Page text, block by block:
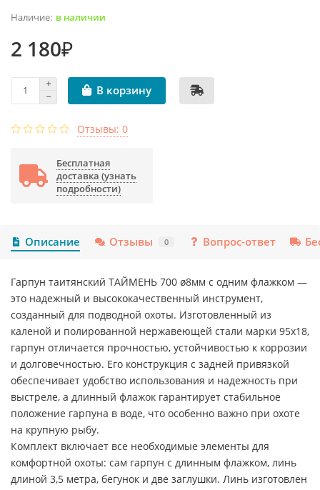
в наличии
2 180₽
В корзину
Отзывы: 0
Бесплатная
доставка (узнать
подробности)
Описание Отзывы 0 Вопрос-ответ
Гарпун таитянский ТАЙМЕНЬ 700 ø8мм с одним флажком —
это надежный и высококачественный инструмент,
созданный для подводной охоты. Изготовленный из
каленой и полированной нержавеющей стали марки 95х18,
гарпун отличается прочностью, устойчивостью к коррозии
и долговечностью. Его конструкция с задней привязкой
обеспечивает удобство использования и надежность при
выстреле, а длинный флажок гарантирует стабильное
положение гарпуна в воде, что особенно важно при охоте
на крупную рыбу.
Комплект включает все необходимые элементы для
комфортной охоты: сам гарпун с длинным флажком, линь
длиной 3,5 метра, бегунок и две заглушки. Линь изготовлен